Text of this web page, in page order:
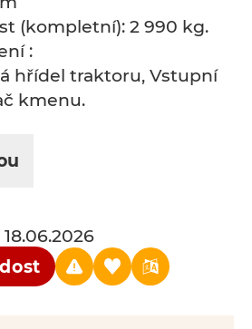
(kompletní): 2 990 kg.
:
hřídel traktoru, Vstupní
kmenu.
18.06.2026